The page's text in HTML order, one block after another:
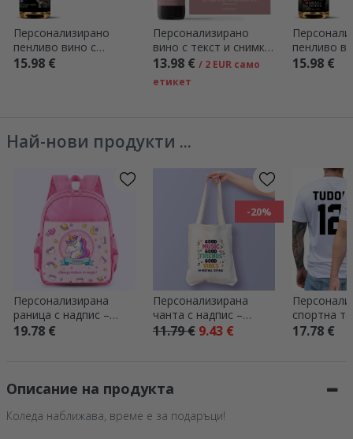
Персонализирано
пенливо вино с
послание и 9 снимки
15.98 €
Персонализирано
вино с текст и снимка
- Цветя
13.98 € / 2 EUR само
етикет
пенливо
снимка и
15.98 €
Най-нови продукти ...
Персонализирана
раница с надпис –
Еднорог
19.78 €
-20%
Персонализирана
чанта с надпис –
Festival good vibes
11.79 €9.43 €
спортна
лого, име
17.78 €
Описание на продукта
Коледа наближава, време е за подаръци!